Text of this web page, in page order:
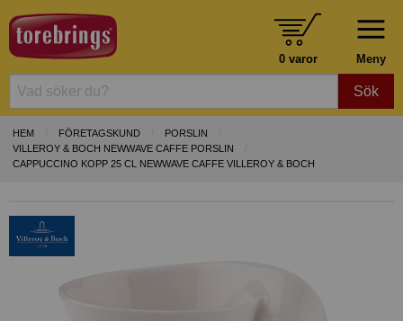
Meny
0 varor
Sök
HEM FÖRETAGSKUND
PORSLIN
VILLEROY & BOCH NEWWAVE CAFFE PORSLIN
CAPPUCCINO KOPP 25 CL NEWWAVE CAFFE VILLEROY & BOCH